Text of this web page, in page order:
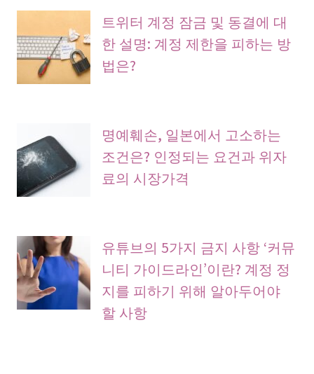
트위터 계정 잠금 및 동결에 대
한 설명: 계정 제한을 피하는 방
법은?
명예훼손, 일본에서 고소하는
조건은? 인정되는 요건과 위자
료의 시장가격
유튜브의 5가지 금지 사항 ‘커뮤
니티 가이드라인’이란? 계정 정
지를 피하기 위해 알아두어야
할 사항